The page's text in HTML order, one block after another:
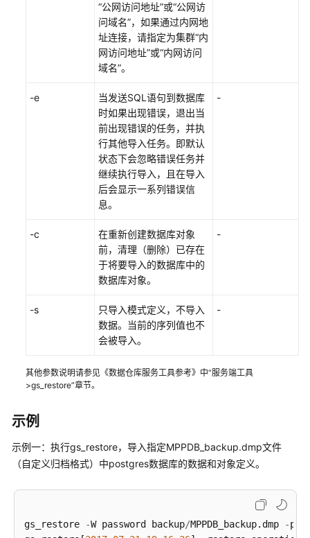
gs_dumpall
导
入
导
出
据
其
“公网访问地址”或“公网访
问域名”，如果通过内网地
址连接，请指定为集群“内
网访问地址”或“内网访问
域名”。
-e
当发送SQL语句到数据库
时如果出现错误，退出当
前出现错误的任务，并执
行其他导入任务。即默认
状态下会忽略错误任务并
继续执行导入，且在导入
后会显示一系列错误信
息。
-
-c
在重新创建数据库对象
前，清理（删除）已存在
于将要导入的数据库中的
数据库对象。
-
-s
只导入模式定义，不导入
数据。当前的序列值也不
会被导入。
-
其他参数说明请参见《数据仓库服务工具参考》中“服务端工具
>gs_restore”章节。
示例
示例一：执行gs_restore，导入指定MPPDB_backup.dmp文件
（自定义归档格式）中postgres数据库的数据和对象定义。
gs_restore -W password backup/MPPDB_backup.dmp -p